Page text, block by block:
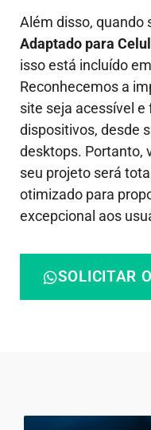
Além disso, quando
Adaptado para
isso está incluído
Reconhecemos a
site seja acessível
dispositivos, desde
desktops. Portanto,
seu projeto será
otimizado para
excepcional aos
SOLICITAR